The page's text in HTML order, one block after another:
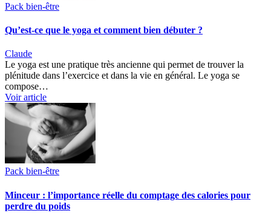
Pack bien-être
Qu’est-ce que le yoga et comment bien débuter ?
Claude
Le yoga est une pratique très ancienne qui permet de trouver la
plénitude dans l’exercice et dans la vie en général. Le yoga se
compose…
Voir article
Pack bien-être
Minceur : l’importance réelle du comptage des calories pour
perdre du poids